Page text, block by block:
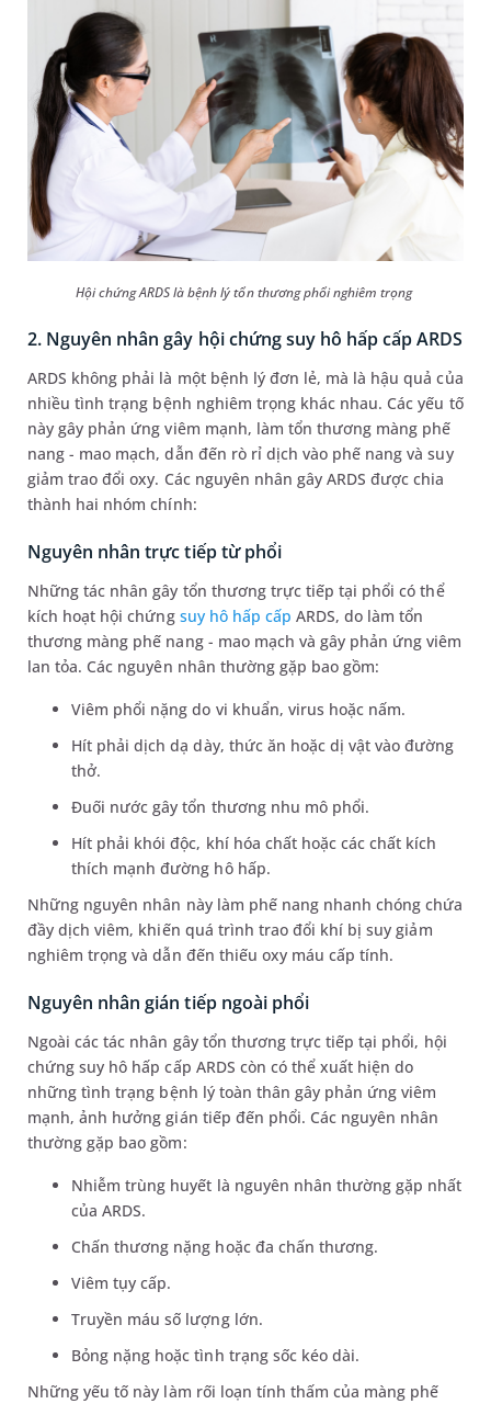
Hội chứng ARDS là bệnh lý tổn thương phổi nghiêm trọng
2. Nguyên nhân gây hội chứng suy hô hấp cấp ARDS
ARDS không phải là một bệnh lý đơn lẻ, mà là hậu quả của
nhiều tình trạng bệnh nghiêm trọng khác nhau. Các yếu tố
này gây phản ứng viêm mạnh, làm tổn thương màng phế
nang - mao mạch, dẫn đến rò rỉ dịch vào phế nang và suy
giảm trao đổi oxy. Các nguyên nhân gây ARDS được chia
thành hai nhóm chính:
Nguyên nhân trực tiếp từ phổi
Những tác nhân gây tổn thương trực tiếp tại phổi có thể
kích hoạt hội chứng suy hô hấp cấp ARDS, do làm tổn
thương màng phế nang - mao mạch và gây phản ứng viêm
lan tỏa. Các nguyên nhân thường gặp bao gồm:
Viêm phổi nặng do vi khuẩn, virus hoặc nấm.
Hít phải dịch dạ dày, thức ăn hoặc dị vật vào đường
thở.
Đuối nước gây tổn thương nhu mô phổi.
Hít phải khói độc, khí hóa chất hoặc các chất kích
thích mạnh đường hô hấp.
Những nguyên nhân này làm phế nang nhanh chóng chứa
đầy dịch viêm, khiến quá trình trao đổi khí bị suy giảm
nghiêm trọng và dẫn đến thiếu oxy máu cấp tính.
Nguyên nhân gián tiếp ngoài phổi
Ngoài các tác nhân gây tổn thương trực tiếp tại phổi, hội
chứng suy hô hấp cấp ARDS còn có thể xuất hiện do
những tình trạng bệnh lý toàn thân gây phản ứng viêm
mạnh, ảnh hưởng gián tiếp đến phổi. Các nguyên nhân
thường gặp bao gồm:
Nhiễm trùng huyết là nguyên nhân thường gặp nhất
của ARDS.
Chấn thương nặng hoặc đa chấn thương.
Viêm tụy cấp.
Truyền máu số lượng lớn.
Bỏng nặng hoặc tình trạng sốc kéo dài.
Những yếu tố này làm rối loạn tính thấm của màng phế